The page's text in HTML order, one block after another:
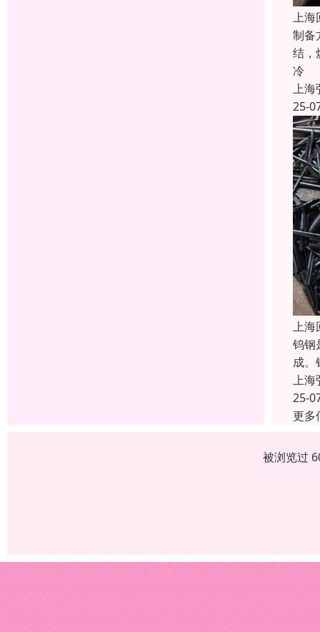
上海
制备
结，
冷
上海
25-
上海
钨钢
成。
上海
25-
更多
被浏览过